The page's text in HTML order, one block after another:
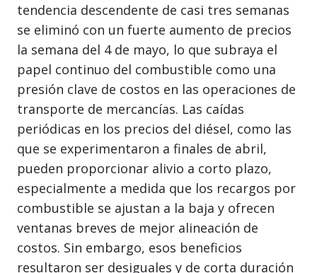
tendencia descendente de casi tres semanas
se eliminó con un fuerte aumento de precios
la semana del 4 de mayo, lo que subraya el
papel continuo del combustible como una
presión clave de costos en las operaciones de
transporte de mercancías. Las caídas
periódicas en los precios del diésel, como las
que se experimentaron a finales de abril,
pueden proporcionar alivio a corto plazo,
especialmente a medida que los recargos por
combustible se ajustan a la baja y ofrecen
ventanas breves de mejor alineación de
costos. Sin embargo, esos beneficios
resultaron ser desiguales y de corta duración